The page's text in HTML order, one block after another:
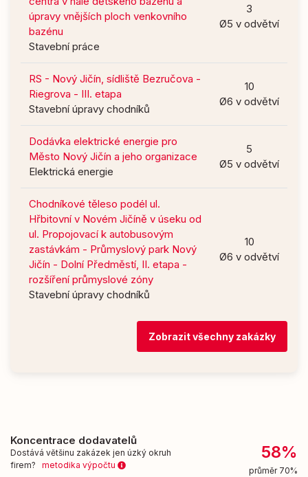
úpravy vnějších ploch venkovního
bazénu
Stavební práce
3
Ø5 v odvětví
RS - Nový Jičín, sídliště Bezručova -
Riegrova - III. etapa
Stavební úpravy chodníků
10
Ø6 v odvětví
Dodávka elektrické energie pro
Město Nový Jičín a jeho organizace
Elektrická energie
5
Ø5 v odvětví
Chodníkové těleso podél ul.
Hřbitovní v Novém Jičíně v úseku od
ul. Propojovací k autobusovým
zastávkám - Průmyslový park Nový
Jičín - Dolní Předměstí, II. etapa -
rozšíření průmyslové zóny
Stavební úpravy chodníků
10
Ø6 v odvětví
Zobrazit všechny zakázky
Koncentrace dodavatelů
Dostává většinu zakázek jen úzký okruh
firem? metodika výpočtu
58%
průměr 70%